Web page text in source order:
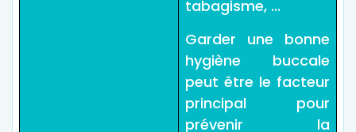
tabagisme, ...
Garder une bonne
hygiène buccale
peut être le facteur
principal pour
prévenir la